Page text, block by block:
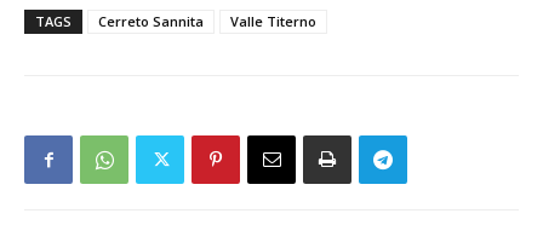
TAGS Cerreto Sannita Valle Titerno